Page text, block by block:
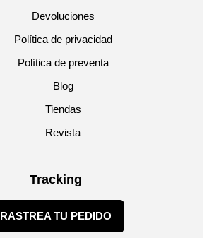
Devoluciones
Política de privacidad
Política de preventa
Blog
Tiendas
Revista
Tracking
RASTREA TU PEDIDO